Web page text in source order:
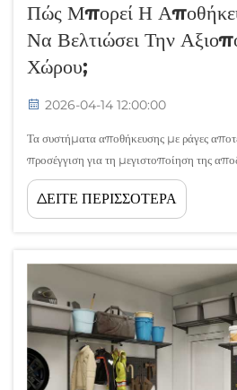
Πώς Μπορεί Η
Να Βελτιώσει Την
Χώρου;
2026-04-14 12:00:00
Τα συστήματα αποθήκευσης με ράγες
προσέγγιση για τη μεγιστοποίηση της
αποθήκες, γραφεία και βιομηχανικές
επιτοίχια συστήματα ραγών που
ΔΕΙΤΕ ΠΕΡΙΣΣΟΤΕΡΑ